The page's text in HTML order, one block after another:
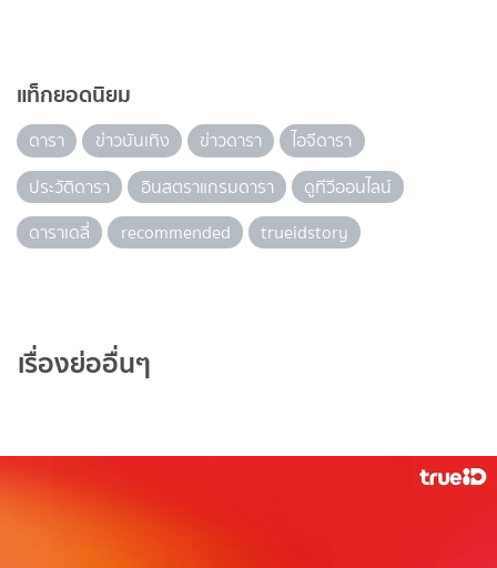
แท็กยอดนิยม
ดารา ข่าวบันเทิง ข่าวดารา
ไอจีดารา
ประวัติดารา
อินสตราแกรมดารา
ดูทีวีออนไลน์
ดาราเดลี่
recommended trueidstory
เรื่องย่ออื่นๆ